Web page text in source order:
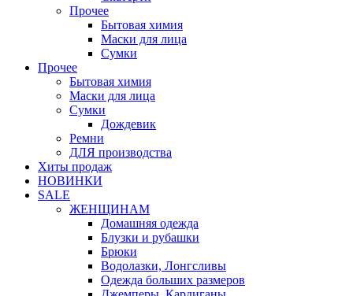
Прочее
Бытовая химия
Маски для лица
Сумки
Прочее
Бытовая химия
Маски для лица
Сумки
Дождевик
Ремни
ДЛЯ производства
Хиты продаж
НОВИНКИ
SALE
ЖЕНЩИНАМ
Домашняя одежда
Блузки и рубашки
Брюки
Водолазки, Лонгсливы
Одежда больших размеров